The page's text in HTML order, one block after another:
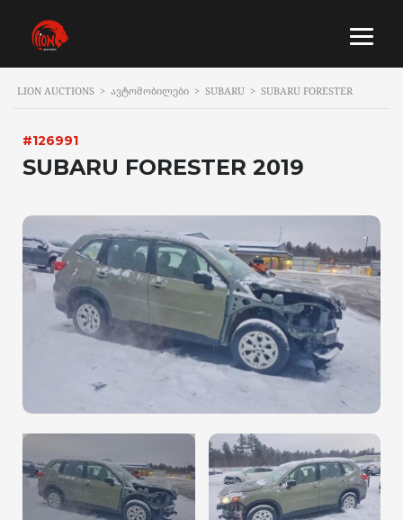
LION AUCTIONS > ᲐᲕᲢᲝᲛᲝᲑᲘᲚᲔᲑᲘ > SUBARU > SUBARU FORESTER
#126991
SUBARU FORESTER 2019